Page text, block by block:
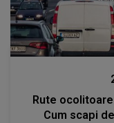
Rute
Cum scapi